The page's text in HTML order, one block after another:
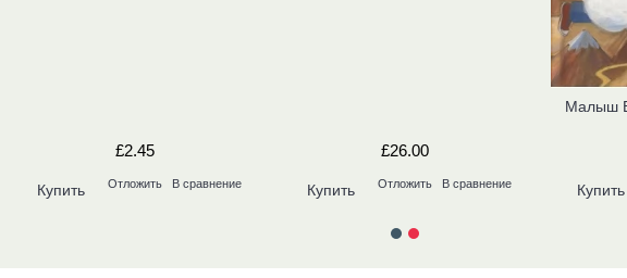
£2.45
Купить Отложить В сравнение
£26.00
Купить Отложить В сравнение
Малыш
Купить